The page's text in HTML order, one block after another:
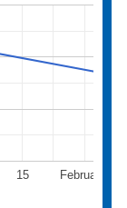
February
15